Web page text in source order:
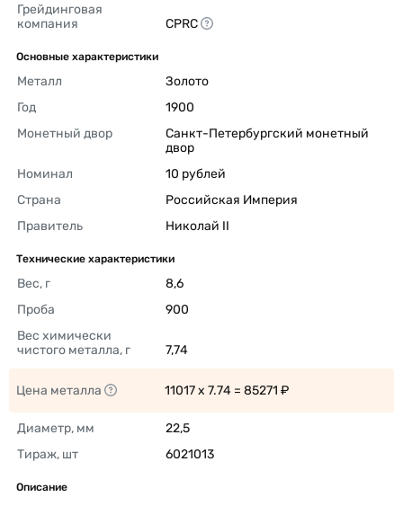
Грейдинговая
компания
CPRC
Основные характеристики
Металл
Золото
Год
1900
Монетный двор
Санкт-Петербургский монетный
двор
Номинал
10 рублей
Страна
Российская Империя
Правитель
Николай II
Технические характеристики
Вес, г
8,6
Проба
900
Вес химически
чистого металла, г
7,74
Цена металла 11017 x 7.74 = 85271 ₽
Диаметр, мм
22,5
Тираж, шт
6021013
Описание